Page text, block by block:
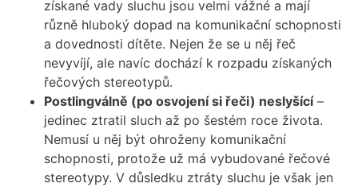
získané vady sluchu jsou velmi vážné a mají
různě hluboký dopad na komunikační schopnosti
a dovednosti dítěte. Nejen že se u něj řeč
nevyvíjí, ale navíc dochází k rozpadu získaných
řečových stereotypů.
Postlingválně (po osvojení si řeči) neslyšící–
jedinec ztratil sluch až po šestém roce života.
Nemusí u něj být ohroženy komunikační
schopnosti, protože už má vybudované řečové
stereotypy. V důsledku ztráty sluchu je však jen